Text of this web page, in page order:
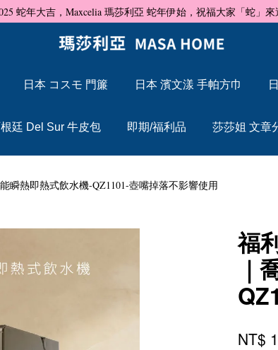
蛇年大吉，Maxcelia 瑪莎利亞 蛇年伊始，祝福大家「蛇」來
日本 コスモ 門簾 日本 濱文漾 手帕方巾
廷 Del Sur 牛皮包 即期/福利品 莎莎姐 文章
瞬熱即熱式飲水機-QZ1101-壺嘴掉落不影響使用
福
｜
NT$
您的購物車目前還是空的。